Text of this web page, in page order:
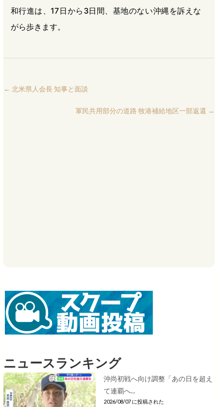
和行進は、17日から3日間、基地のない沖縄を訴えな
がら歩きます。
← 北米県人会長 知事と面談
軍民共用部分の道路 牧港補給地区一部返還 →
ニュースランキング
沖尚初戦へ向け調整「あの日を超え
て連覇へ...
2026/08/07 に投稿された